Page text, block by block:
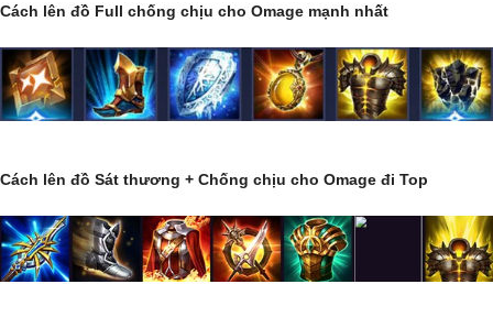
Cách lên đồ Full chống chịu cho Omage mạnh nhất
Cách lên đồ Sát thương + Chống chịu cho Omage đi Top